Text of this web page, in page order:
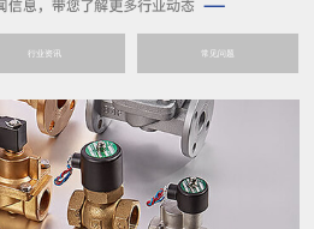
行业资讯 常见问题